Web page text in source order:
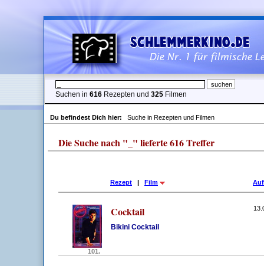
Suchen in 616 Rezepten und 325 Filmen
Du befindest Dich hier: Suche in Rezepten und Filmen
Die Suche nach "_" lieferte 616 Treffer
Rezept | Film
101.
Cocktail
Bikini Cocktail